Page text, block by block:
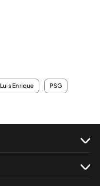
Luis Enrique PSG